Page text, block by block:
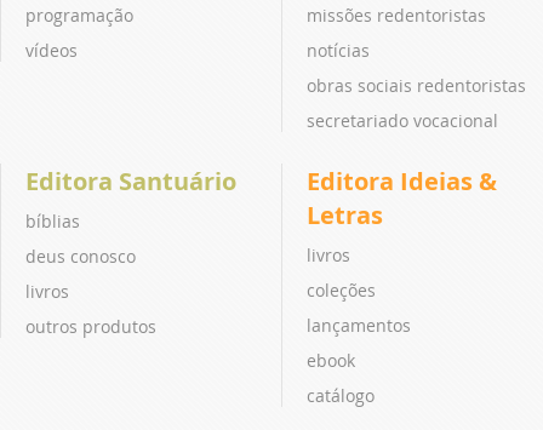
programação
vídeos
missões redentoristas
notícias
obras sociais redentoristas
secretariado vocacional
Editora Santuário
bíblias
deus conosco
livros
outros produtos
Editora Ideias &
Letras
livros
coleções
lançamentos
ebook
catálogo